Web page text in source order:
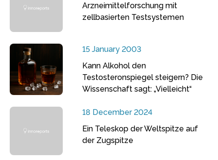
Arzneimittelforschung mit
zellbasierten Testsystemen
15 January 2003
Kann Alkohol den
Testosteronspiegel steigern? Die
Wissenschaft sagt: „Vielleicht“
18 December 2024
Ein Teleskop der Weltspitze auf
der Zugspitze